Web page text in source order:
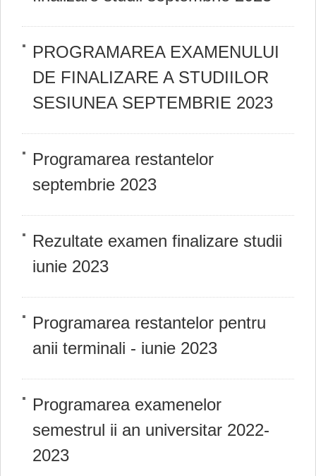
PROGRAMAREA EXAMENULUI
DE FINALIZARE A STUDIILOR
SESIUNEA SEPTEMBRIE 2023
Programarea restantelor
septembrie 2023
Rezultate examen finalizare studii
iunie 2023
Programarea restantelor pentru
anii terminali - iunie 2023
Programarea examenelor
semestrul ii an universitar 2022-
2023